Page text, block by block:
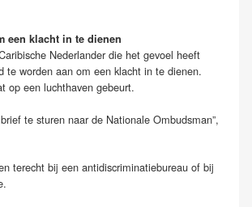
een klacht in te dienen
Nederlander die het gevoel heeft
te worden aan om een klacht in te dienen.
op een luchthaven gebeurt.
te sturen naar de Nationale Ombudsman”,
terecht bij een antidiscriminatiebureau of bij